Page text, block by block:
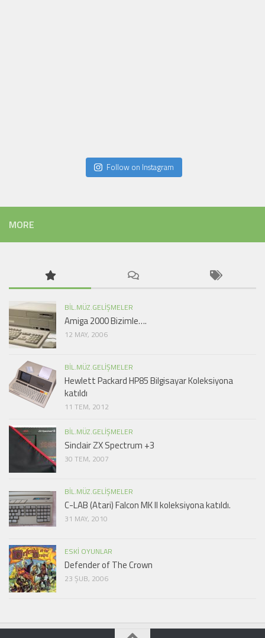
Follow on Instagram
MORE
BIL.MÜZ.GELIŞMELER
Amiga 2000 Bizimle….
12 MAY, 2006
BIL.MÜZ.GELIŞMELER
Hewlett Packard HP85 Bilgisayar Koleksiyona
katıldı
11 TEM, 2012
BIL.MÜZ.GELIŞMELER
Sinclair ZX Spectrum +3
30 TEM, 2007
BIL.MÜZ.GELIŞMELER
C-LAB (Atari) Falcon MK II koleksiyona katıldı.
31 MAY, 2010
ESKI OYUNLAR
Defender of The Crown
23 ŞUB, 2006